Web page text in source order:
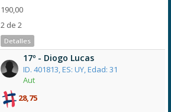
190,00
2 de 2
Detalles
17º - Diogo Lucas
ID. 401813, ES: UY, Edad: 31
Aut
28,75